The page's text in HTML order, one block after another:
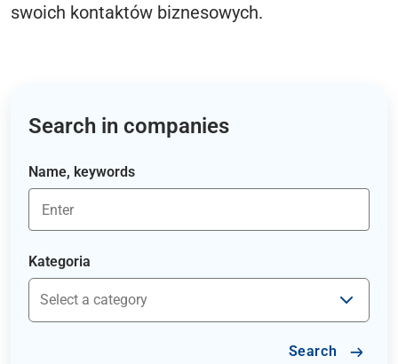
swoich kontaktów biznesowych.
Search in companies
Name, keywords
Kategoria
Search